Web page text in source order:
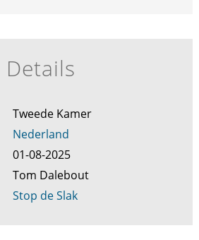
Details
Tweede Kamer
Nederland
01-08-2025
Tom Dalebout
Stop de Slak